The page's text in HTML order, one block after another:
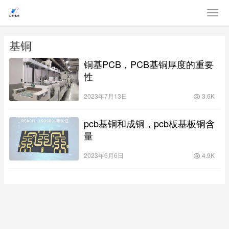
基铜
铜基PCB，PCB基铜厚度的重要
性
2023年7月13日 3.6K
pcb基铜和成铜，pcb板基板铜含
量
2023年6月6日 4.9K